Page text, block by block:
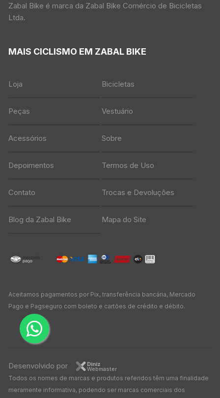
Zabal Bike é marca da Zabal Bike Comércio de Bicicletas
Ltda.
MAIS CICLISMO EM ZABAL BIKE
Loja Bicicletas
Peças Vestuário
Acessórios Sobre
Depoimentos Termos de Uso
Contato Trocas e Devoluções
Blog da Zabal Bike Mapa do Site
Aceitamos pagamentos por Pix, transferência bancária, Mercado
Pago e Pagseguro com boleto e cartões de crédito e débito.
Desenvolvido por Diniz
Webmaster
Todos os nomes de marcas e produtos referidos têm uma finalidade
meramente informativa, podendo ser marcas comerciais dos